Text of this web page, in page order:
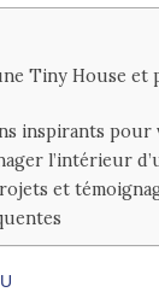
Tiny House
inspirants
l’intérieur
et